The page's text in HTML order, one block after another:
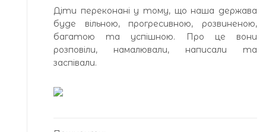
Діти переконані у тому, що наша держава
буде вільною, прогресивною, розвиненою,
багатою та успішною. Про це вони
розповіли, намалювали, написали та
заспівали.